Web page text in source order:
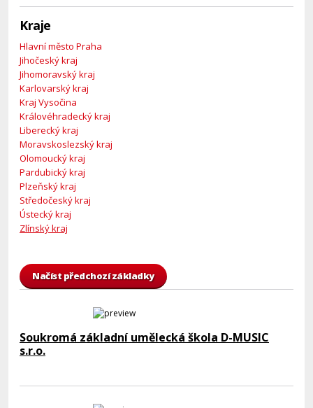
Kraje
Hlavní město Praha
Jihočeský kraj
Jihomoravský kraj
Karlovarský kraj
Kraj Vysočina
Královéhradecký kraj
Liberecký kraj
Moravskoslezský kraj
Olomoucký kraj
Pardubický kraj
Plzeňský kraj
Středočeský kraj
Ústecký kraj
Zlínský kraj
Načíst předchozí základky
Soukromá základní umělecká škola D-MUSIC
s.r.o.